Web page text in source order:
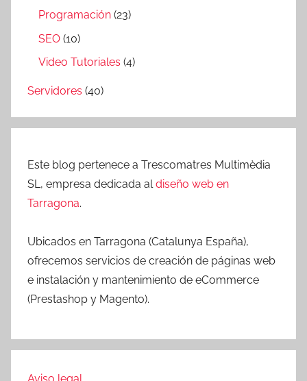
Programación (23)
SEO (10)
Video Tutoriales (4)
Servidores (40)
Este blog pertenece a Trescomatres Multimèdia
SL, empresa dedicada aldiseño web en
Tarragona.
Ubicados en Tarragona (Catalunya España),
ofrecemos servicios de creación de páginas web
e instalación y mantenimiento de eCommerce
(Prestashop y Magento).
Aviso legal